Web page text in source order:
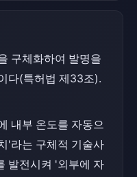
구체화하여 발명을
다(특허법 제33조).
내부 온도를 자동으
'라는 구체적 기술사
발전시켜 '외부에 자